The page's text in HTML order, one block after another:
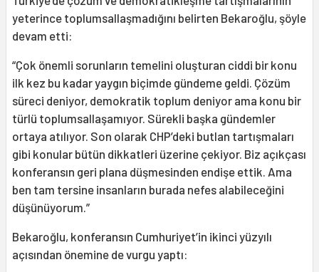
yeterince toplumsallaşmadığını belirten Bekaroğlu, şöyle
devam etti:
“Çok önemli sorunların temelini oluşturan ciddi bir konu
ilk kez bu kadar yaygın biçimde gündeme geldi. Çözüm
süreci deniyor, demokratik toplum deniyor ama konu bir
türlü toplumsallaşamıyor. Sürekli başka gündemler
ortaya atılıyor. Son olarak CHP’deki butlan tartışmaları
gibi konular bütün dikkatleri üzerine çekiyor. Biz açıkçası
konferansın geri plana düşmesinden endişe ettik. Ama
ben tam tersine insanların burada nefes alabileceğini
düşünüyorum.”
Bekaroğlu, konferansın Cumhuriyet’in ikinci yüzyılı
açısından önemine de vurgu yaptı: